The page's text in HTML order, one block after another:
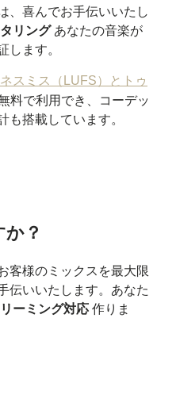
、喜んでお手伝いいたし
リングあなたの音楽が
します。
スミス（LUFS）とトゥ
料で利用でき、コーデッ
も搭載しています。
？
客様のミックスを最大限
伝いいたします。あなた
ーミング対応 作りま